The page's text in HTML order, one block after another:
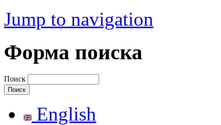
Jump to navigation
Форма поиска
Поиск
English